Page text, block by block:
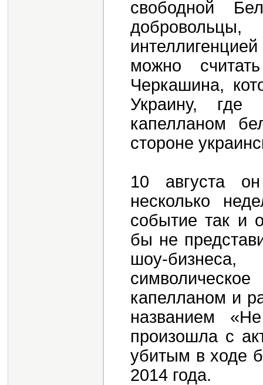
свободной
можно
Черкашина,
Украину,
капелланом
стороне
10 августа
несколько
событие так и
бы не
шоу-
капелланом и
названием
произошла с
убитым в ходе
2014 года.